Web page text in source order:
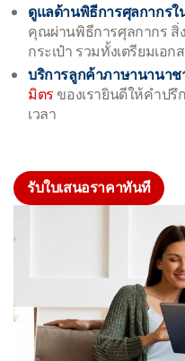
ดูแลด้านพิธีการศุลกากร
คุณผ่านพิธีการศุลกากร สิ่
กระเป๋า รวมทั้งเตรียมเอ
บริการลูกค้าภาษานานา
มิตรของเรายินดีให้คำป
เวลา
รับใบเสนอราคาทันที